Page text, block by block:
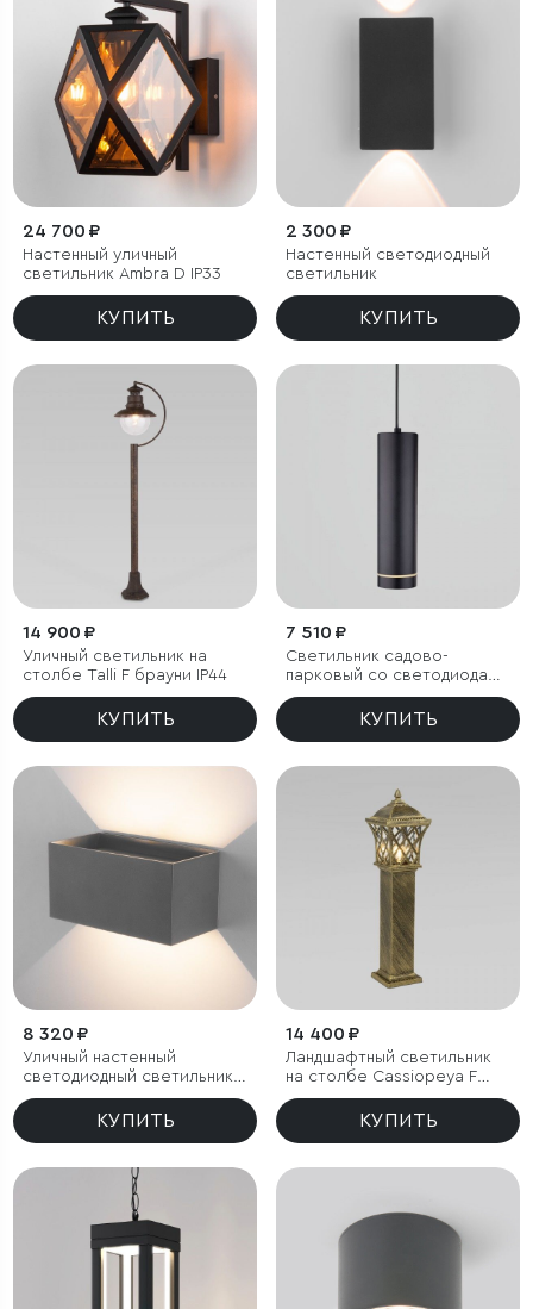
24 700 ₽
Настенный уличный
светильник Ambra D IP33
КУПИТЬ
2 300 ₽
Настенный светодиодный
светильник
КУПИТЬ
14 900 ₽
Уличный светильник на
столбе Talli F брауни IP44
КУПИТЬ
7 510 ₽
Светильник садово-
парковый со светодиодами
DLR023 IP54
КУПИТЬ
8 320 ₽
Уличный настенный
светодиодный светильник с
лучами WINNER DOUBLE
КУПИТЬ
14 400 ₽
Ландшафтный светильник
на столбе Cassiopeya F
черное золото IP44
КУПИТЬ